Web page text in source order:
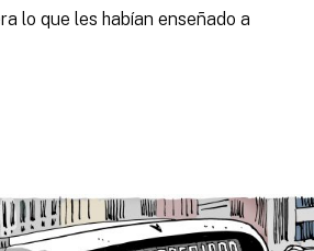
lo que les habían enseñado a